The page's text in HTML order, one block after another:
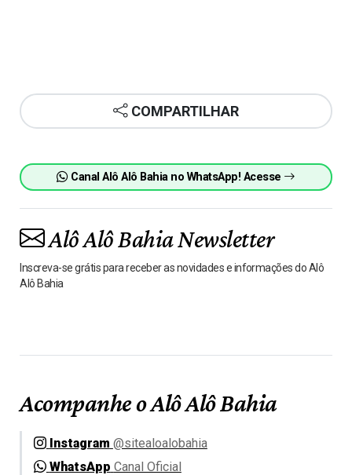
COMPARTILHAR
Canal Alô Alô Bahia no WhatsApp! Acesse
Alô Alô Bahia Newsletter
Inscreva-se grátis para receber as novidades e informações do Alô
Alô Bahia
Acompanhe o Alô Alô Bahia
Instagram @sitealoalobahia
WhatsApp Canal Oficial